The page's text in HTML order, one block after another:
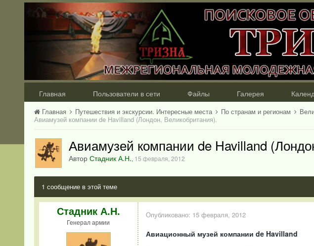
Главная Пользователи в сети Файлы Галерея
Главная Путешествия и экскурсии. Интересные места По странам и регионам
Авиамузей компании de Havilland (Лондон, Великобритания).
Авиамузей компании de Havilland
Автор Стадник А.Н., 15 февраля, 2012
1 сообщение в этой теме
Стадник А.Н.
Генерал армии
Опубликовано: 15 февраля, 2012
Авиационный музей компании de Havilland